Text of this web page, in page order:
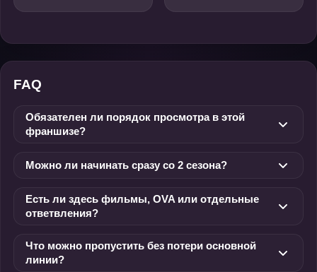
FAQ
Обязателен ли порядок просмотра в этой
франшизе?
Можно ли начинать сразу со 2 сезона?
Есть ли здесь фильмы, OVA или отдельные
ответвления?
Что можно пропустить без потери основной
линии?